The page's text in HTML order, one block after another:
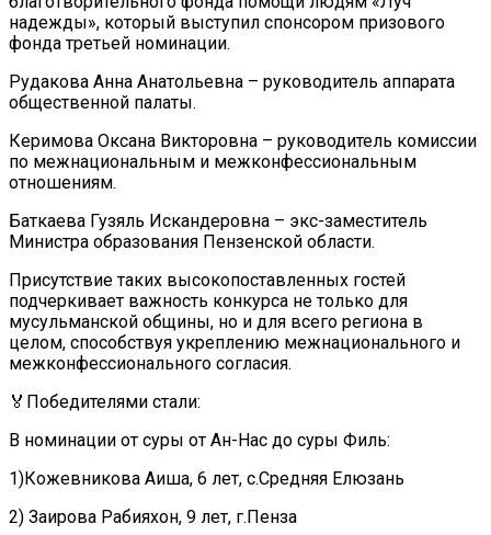
надежды», который выступил спонсором призового
фонда третьей номинации.
Рудакова Анна Анатольевна – руководитель аппарата
общественной палаты.
Керимова Оксана Викторовна – руководитель комиссии
по межнациональным и межконфессиональным
отношениям.
Баткаева Гузяль Искандеровна – экс-заместитель
Министра образования Пензенской области.
Присутствие таких высокопоставленных гостей
подчеркивает важность конкурса не только для
мусульманской общины, но и для всего региона в
целом, способствуя укреплению межнационального и
межконфессионального согласия.
🏅Победителями стали:
В номинации от суры от Ан-Нас до суры Филь:
1)Кожевникова Аиша, 6 лет, с.Средняя Елюзань
2) Заирова Рабияхон, 9 лет, г.Пенза